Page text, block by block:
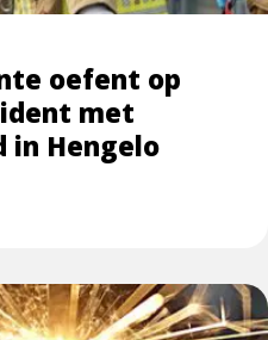
oefent op
met
in Hengelo